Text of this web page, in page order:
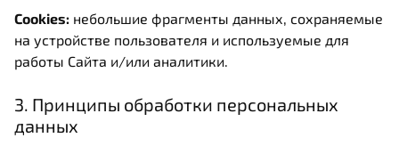
Cookies: небольшие фрагменты данных, сохраняемые
на устройстве пользователя и используемые для
работы Сайта и/или аналитики.
3. Принципы обработки персональных
данных